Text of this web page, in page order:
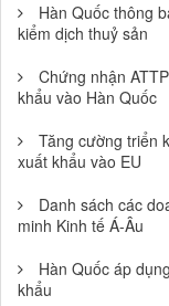
Hàn Quốc thông
kiểm dịch thuỷ sản
Chứng nhận
khẩu vào Hàn Quốc
Tăng cường triển
xuất khẩu vào EU
Danh sách các
minh Kinh tế Á-Âu
Hàn Quốc áp
khẩu